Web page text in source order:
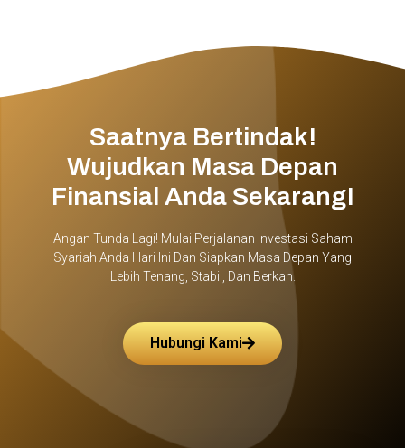
Saatnya Bertindak!
Wujudkan Masa Depan
Finansial Anda Sekarang!
Angan Tunda Lagi! Mulai Perjalanan Investasi Saham
Syariah Anda Hari Ini Dan Siapkan Masa Depan Yang
Lebih Tenang, Stabil, Dan Berkah.
Hubungi Kami